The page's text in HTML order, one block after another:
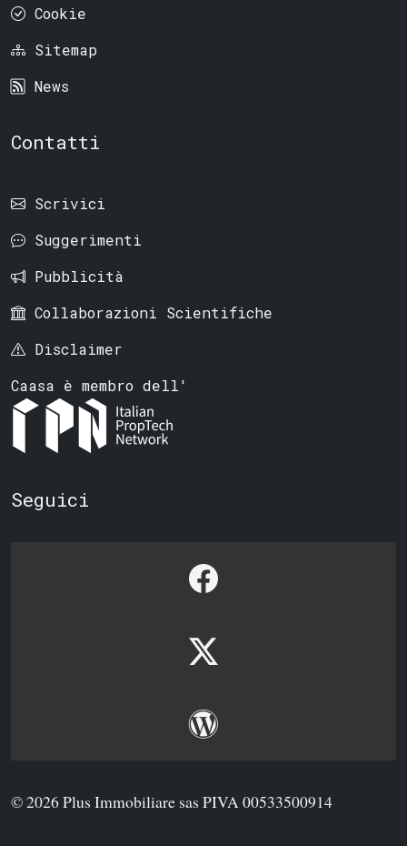
Cookie
Sitemap
News
Contatti
Scrivici
Suggerimenti
Pubblicità
Collaborazioni Scientifiche
Disclaimer
Caasa è membro dell'
Seguici
© 2026 Plus Immobiliare sas PIVA 00533500914